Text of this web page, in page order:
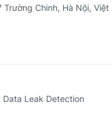
Trường Chinh, Hà Nội, Việt
Data Leak Detection